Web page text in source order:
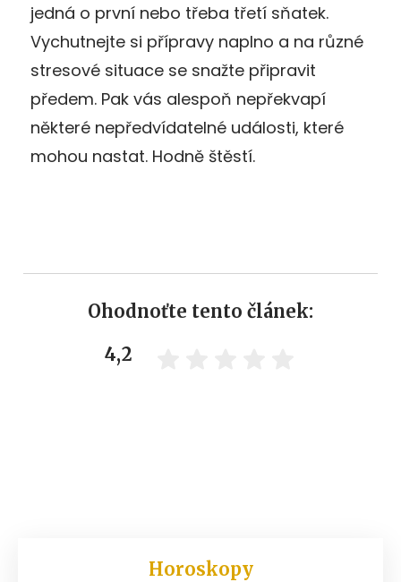
jedná o první nebo třeba třetí sňatek.
Vychutnejte si přípravy naplno a na různé
stresové situace se snažte připravit
předem. Pak vás alespoň nepřekvapí
některé nepředvídatelné události, které
mohou nastat. Hodně štěstí.
Ohodnoťte tento článek:
4,2
Horoskopy